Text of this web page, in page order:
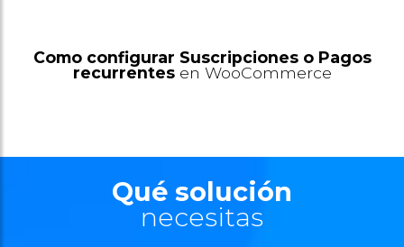
Certificado SSL: Que es yCómo Funciona
Qué solución
necesitas